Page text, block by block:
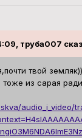
труба007
твой
тоже из сарая
audio_i_video/